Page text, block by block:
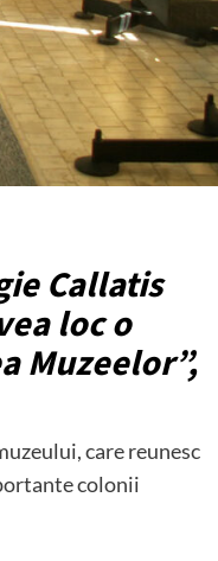
Callatis
loc o
Muzeelor”,
care reunesc
colonii